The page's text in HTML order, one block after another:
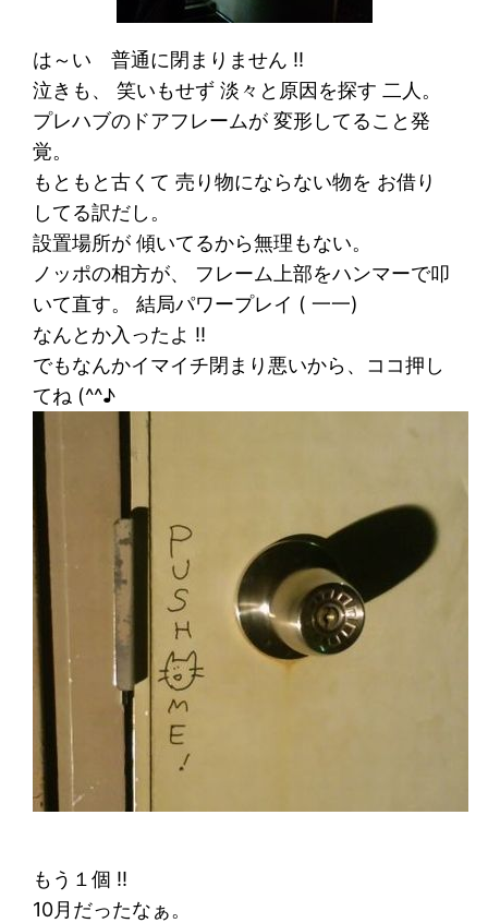
は～い 普通に閉まりません !!
泣きも、 笑いもせず 淡々と原因を探す 二人。
プレハブのドアフレームが 変形してること発
覚。
もともと古くて 売り物にならない物を お借り
してる訳だし。
設置場所が 傾いてるから無理もない。
ノッポの相方が、 フレーム上部をハンマーで叩
いて直す。 結局パワープレイ ( 一一)
なんとか入ったよ !!
でもなんかイマイチ閉まり悪いから、ココ押し
てね (^^♪
もう１個 !!
10月だったなぁ。